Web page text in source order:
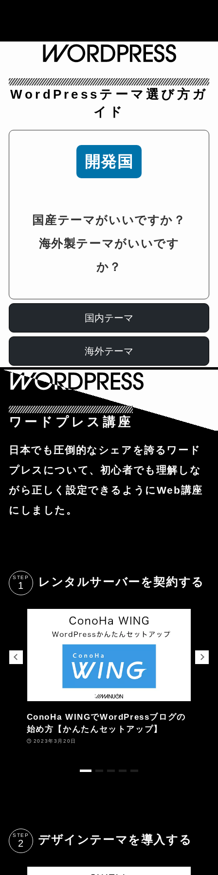
WordPressテーマ選び方ガ
イド
開発国
国産テーマがいいですか？
海外製テーマがいいです
か？
国内テーマ
海外テーマ
ワードプレス講座
日本でも圧倒的なシェアを誇るワード
プレスについて、初心者でも理解しな
がら正しく設定できるようにWeb講座
にしました。
STEP レンタルサーバーを契約する
ConoHa WINGでWordPressブログの
始め方【かんたんセットアップ】
2023年3月20日
STEP デザインテーマを導入する